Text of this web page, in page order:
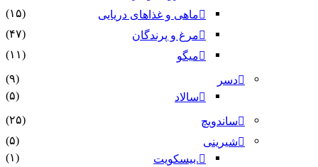
ماهی و غذاهای دریایی
(۱۵)
مرغ و پرندگان
(۴۷)
میگو
(۱۱)
دسر
(۹)
سالاد
(۵)
ساندویچ
(۲۵)
شیرینی
(۵)
.بیسکویت
(۱)